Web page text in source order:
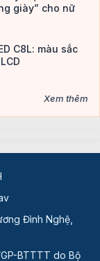
giày” cho nữ
C8L: màu sắc
Xem thêm
Đình Nghệ,
BTTTT do Bộ